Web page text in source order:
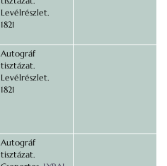
Levélrészlet.
1821
Autográf
tisztázat.
Levélrészlet.
1821
Autográf
tisztázat.